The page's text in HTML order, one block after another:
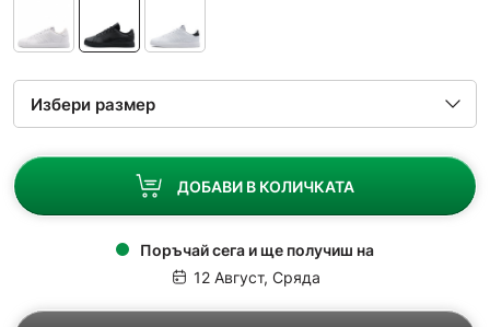
ДОБАВИ В КОЛИЧКАТА
Поръчай сега и ще получиш на
12 Август, Сряда